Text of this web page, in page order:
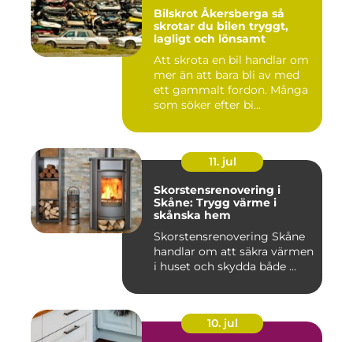
Bilskrot Åkersberga så
skrotar du bilen tryggt,
lagligt och lönsamt
Att skrota en bil handlar om
mer än att bara bli av med
ett gammalt fordon. Många
som söker efter bi...
11. jul
Skorstensrenovering i
Skåne: Trygg värme i
skånska hem
Skorstensrenovering Skåne
handlar om att säkra värmen
i huset och skydda både ...
10. jul